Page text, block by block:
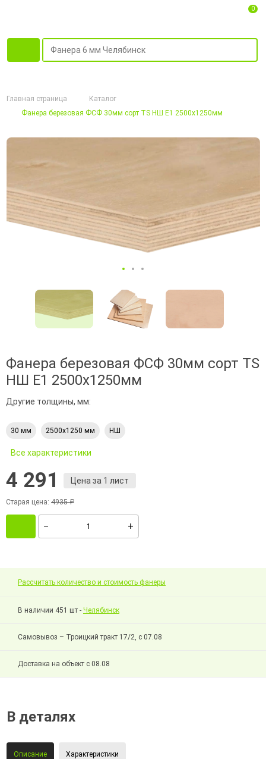
0
Главная страница
Каталог
Фанера березовая ФСФ 30мм сорт TS НШ Е1 2500х1250мм
Фанера березовая ФСФ 30мм сорт TS
НШ Е1 2500х1250мм
Другие толщины, мм:
30 мм 2500х1250 мм НШ
Все характеристики
4 291 Цена за 1 лист
Старая цена: 4935 ₽
Рассчитать количество и стоимость фанеры
В наличии 451 шт - Челябинск
Самовывоз – Троицкий тракт 17/2, с 07.08
Доставка на объект с 08.08
В деталях
Описание Характеристики